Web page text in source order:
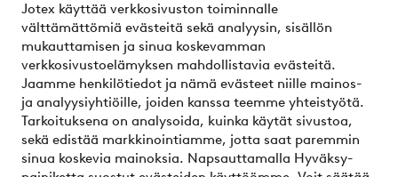
Jotex käyttää verkkosivuston toiminnalle
välttämättömiä evästeitä sekä analyysin, sisällön
mukauttamisen ja sinua koskevamman
verkkosivustoelämyksen mahdollistavia evästeitä.
Jaamme henkilötiedot ja nämä evästeet niille mainos-
ja analyysiyhtiöille, joiden kanssa teemme yhteistyötä.
Tarkoituksena on analysoida, kuinka käytät sivustoa,
sekä edistää markkinointiamme, jotta saat paremmin
sinua koskevia mainoksia. Napsauttamalla Hyväksy-
Ystävät
Turvalliset maksut – maksa nyt tai erissä
Haluatko tietää lisää maksuvaihtoehdoistamme?
elpy